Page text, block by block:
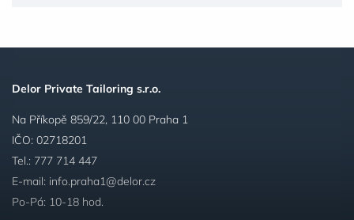
Delor Private Tailoring s.r.o.
Na Příkopě 859/22, 110 00 Praha 1
IČO: 02718201
Tel.: 777 714 447
E-mail: info.praha1@delor.cz
Po-Pá: 10-18 hod.